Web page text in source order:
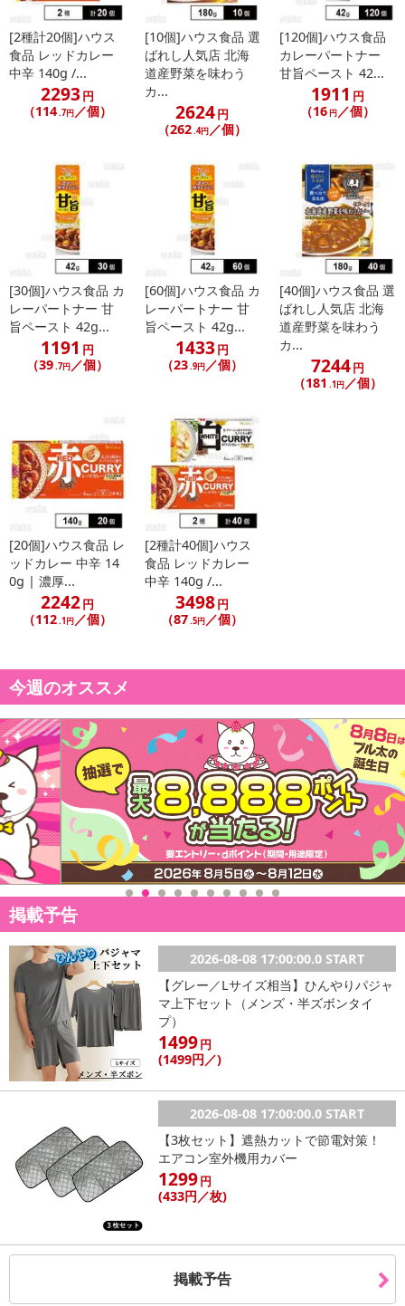
【レッドカレー 中辛】
【カレーパートナー 辛旨ペースト】
[2種計20個]ハウス
食品 レッドカレー
中辛 140g /...
2293円
（114 .7円／個）
[10個]ハウス食品 選
ばれし人気店 北海
道産野菜を味わう
カ...
2624円
（262 .4円 ／個）
[120個]ハウス食品
カレーパートナー
甘旨ペースト 42...
1911 円
（16 円 ／個）
[30個]ハウス食品 カ
レーパートナー 甘
旨ペースト 42g...
1191 円
（39.7円／個）
[60個]ハウス食品 カ
レーパートナー 甘
旨ペースト 42g...
1433円
（23.9円／個）
[40個]ハウス食品 選
ばれし人気店 北海
道産野菜を味わう
カ...
7244円
（181 .1円／個）
[20個]ハウス食品 レ
ッドカレー 中辛 14
0g | 濃厚...
2242円
（112.1円／個）
[2種計40個]ハウス
食品 レッドカレー
中辛 140g /...
3498円
（87.5円／個）
今週のオススメ
掲載予告
2026-08-08 17:00:00.0 START
【グレー／Lサイズ相当】ひんやりパジャ
マ上下セット（メンズ・半ズボンタイ
プ）
1499円
(1499円 ／)
2026-08-08 17:00:00.0 START
【3枚セット】遮熱カットで節電対策！
エアコン室外機用カバー
1299円
(433円 ／枚)
掲載予告